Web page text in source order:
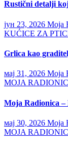
Rustični detalji
јун 23, 2026 Moja
KUĆICE ZA
Grlica kao
мај 31, 2026 Moja
MOJA
Moja Radionica
мај 30, 2026 Moja
MOJA